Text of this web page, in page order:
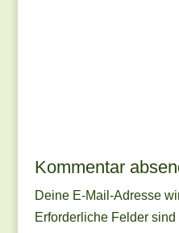
Kommentar
Deine E-Mail-Adresse
Erforderliche Felder sind